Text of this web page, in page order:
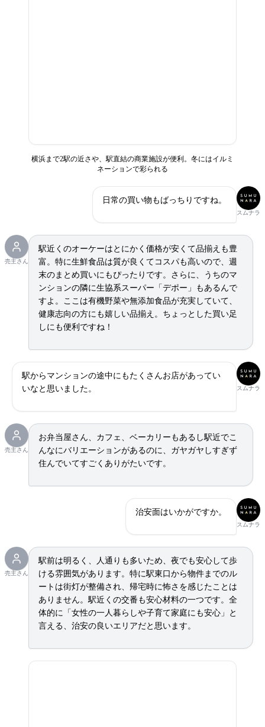
横浜まで2駅の近さや、駅直結の商業施設が便利。冬にはイルミ
ネーションで彩られる
スムナラ
日常の買い物もばっちりですね。
売主さん
駅近くのオーケーはとにかく価格が安くて品揃えも豊
富。特に生鮮食品は質が良くてコスパも高いので、週
末のまとめ買いにもぴったりです。さらに、うちのマ
ンションの隣に生協系スーパー「デポー」もあるんで
すよ。ここは有機野菜や無添加食品が充実していて、
健康志向の方にも嬉しい品揃え。ちょっとした買い足
しにも便利ですね！
スムナラ
駅からマンションの途中にもたくさんお店があってい
いなと思いました。
売主さん
お弁当屋さん、カフェ、ベーカリーもあるし駅近でこ
んなにバリエーションがあるのに、ガヤガヤしすぎず
住んでいてすごくありがたいです。
スムナラ
治安面はいかがですか。
売主さん
駅前は明るく、人通りも多いため、夜でも安心して歩
ける雰囲気があります。特に駅東口から物件までのル
ートは街灯が整備され、帰宅時に怖さを感じたことは
ありません。駅近くの交番も安心材料の一つです。全
体的に「女性の一人暮らしや子育て家庭にも安心」と
言える、治安の良いエリアだと思います。